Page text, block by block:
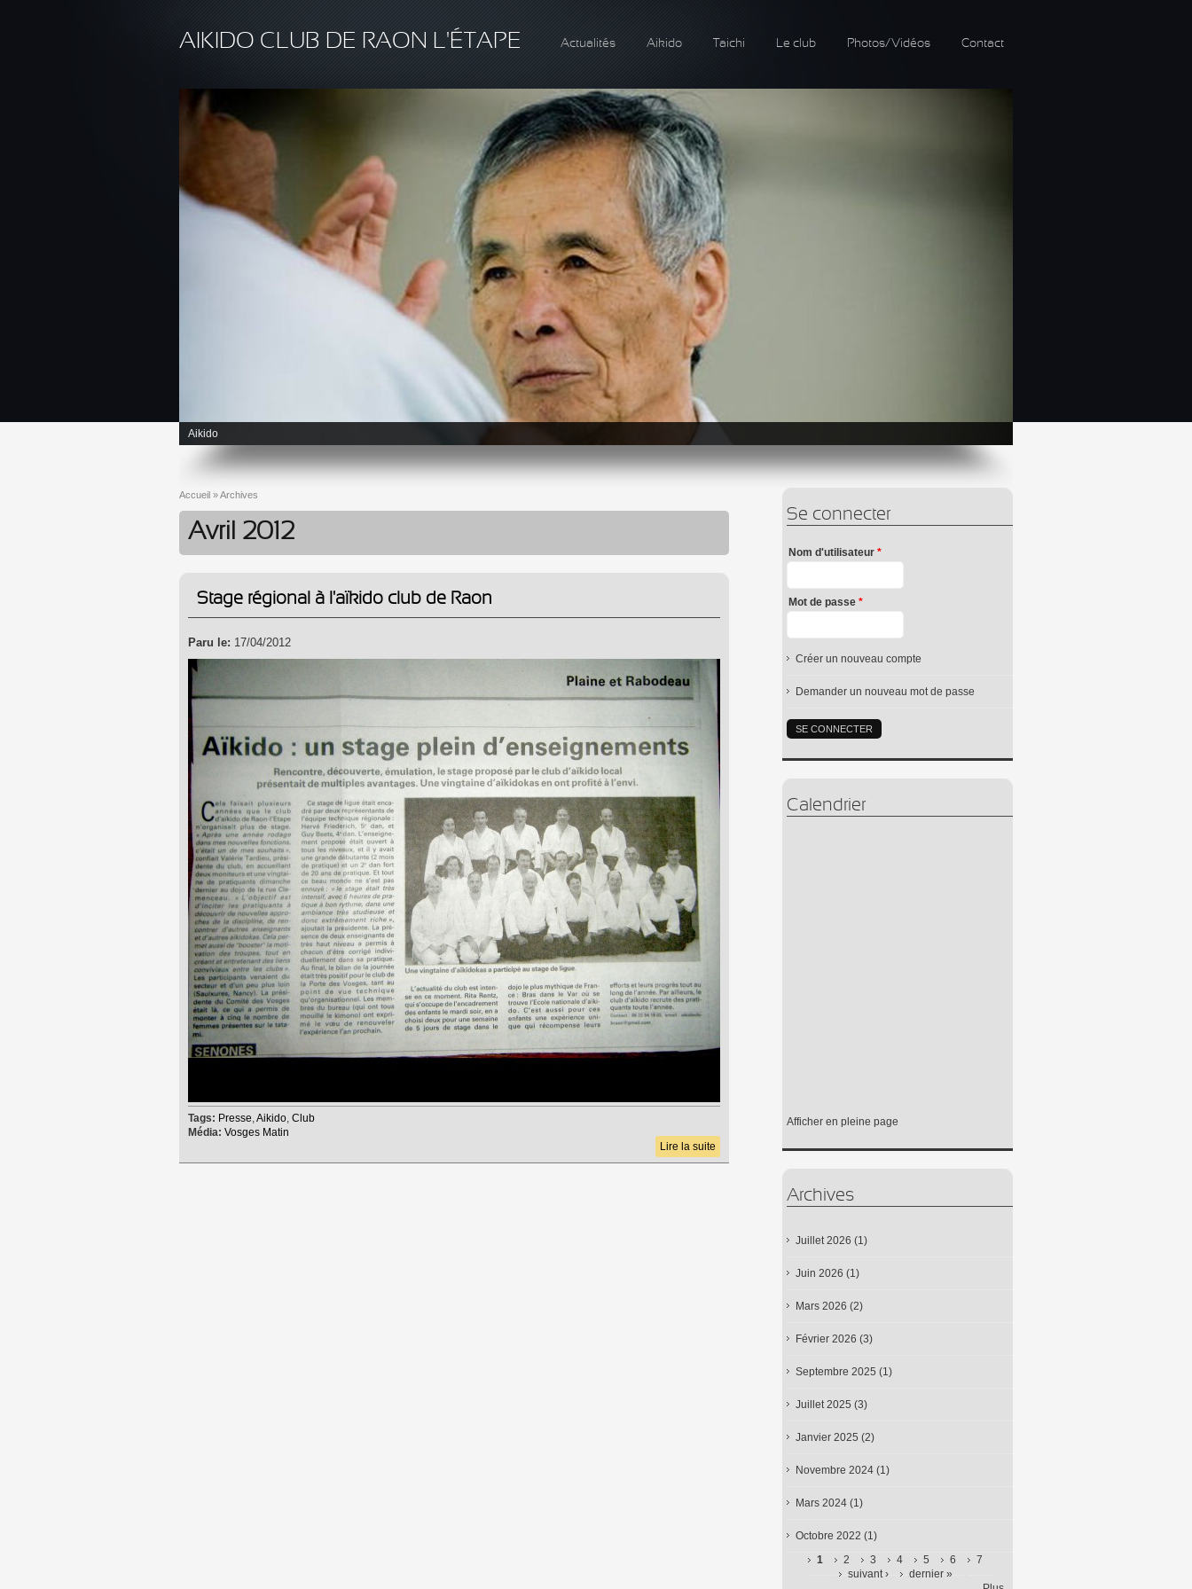
AIKIDO CLUB DE RAON L'ÉTAPE Actualités Aikido Taichi Le club Photos/Vidéos Contact
Aikido
Vous êtes ici
Accueil »Archives
Avril 2012
Stage régional à l'aïkido club de Raon
Paru le: 17/04/2012
Tags: Presse,Aikido, Club
Média: Vosges Matin
Lire la suite
Se connecter
Nom d'utilisateur *
Mot de passe *
Créer un nouveau compte
Demander un nouveau mot de passe
Calendrier
Afficher en pleine page
Archives
Juillet 2026 (1)
Juin 2026 (1)
Mars 2026 (2)
Février 2026 (3)
Septembre 2025 (1)
Juillet 2025 (3)
Janvier 2025 (2)
Novembre 2024 (1)
Mars 2024 (1)
Octobre 2022 (1)
1 2 3 4 5 6
7
suivant ›
dernier »